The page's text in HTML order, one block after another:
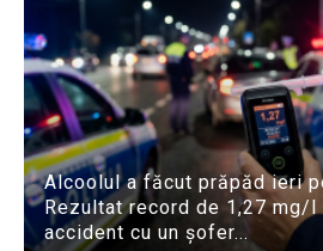
Alcoolul a făcut prăpăd ieri
Rezultat record de 1,27 mg/l
accident cu un șofer...